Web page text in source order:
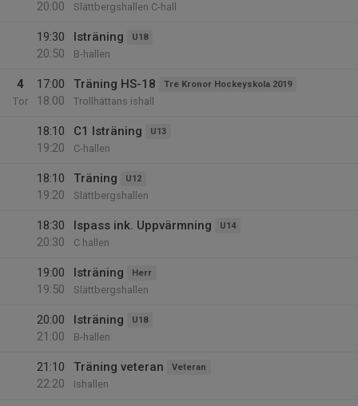
20:00
Slättbergshallen C-hall
19:30
20:50
Isträning U18
B-hallen
4
Tor
17:00
18:00
Träning HS-18 Tre Kronor Hockeyskola 2019
Trollhättans ishall
18:10
19:20
C1 Isträning U13
C-hallen
18:10
19:20
Träning U12
Slättbergshallen
18:30
20:30
Ispass ink. Uppvärmning U14
C hallen
19:00
19:50
Isträning Herr
Slättbergshallen
20:00
21:00
Isträning U18
B-hallen
21:10
22:20
Träning veteran Veteran
Ishallen